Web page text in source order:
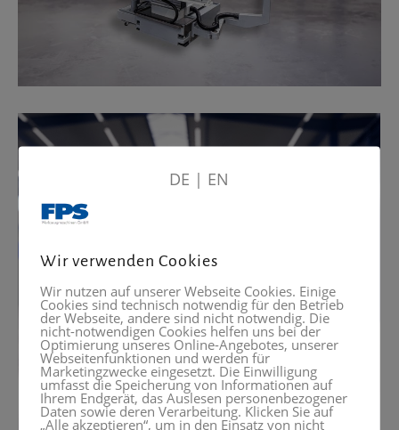
DE | EN
Wir verwenden Cookies
Wir nutzen auf unserer Webseite Cookies. Einige
Cookies sind technisch notwendig für den Betrieb
der Webseite, andere sind nicht notwendig. Die
nicht-notwendigen Cookies helfen uns bei der
Optimierung unseres Online-Angebotes, unserer
Webseitenfunktionen und werden für
Marketingzwecke eingesetzt. Die Einwilligung
umfasst die Speicherung von Informationen auf
Ihrem Endgerät, das Auslesen personenbezogener
Daten sowie deren Verarbeitung. Klicken Sie auf
„Alle akzeptieren“, um in den Einsatz von nicht